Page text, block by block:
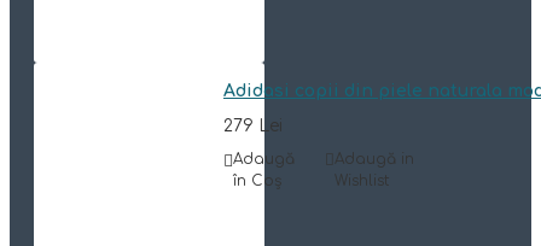
Adidasi copii din piele naturala
279 Lei
Adaugă
în Coş
Adaugă in
Wishlist